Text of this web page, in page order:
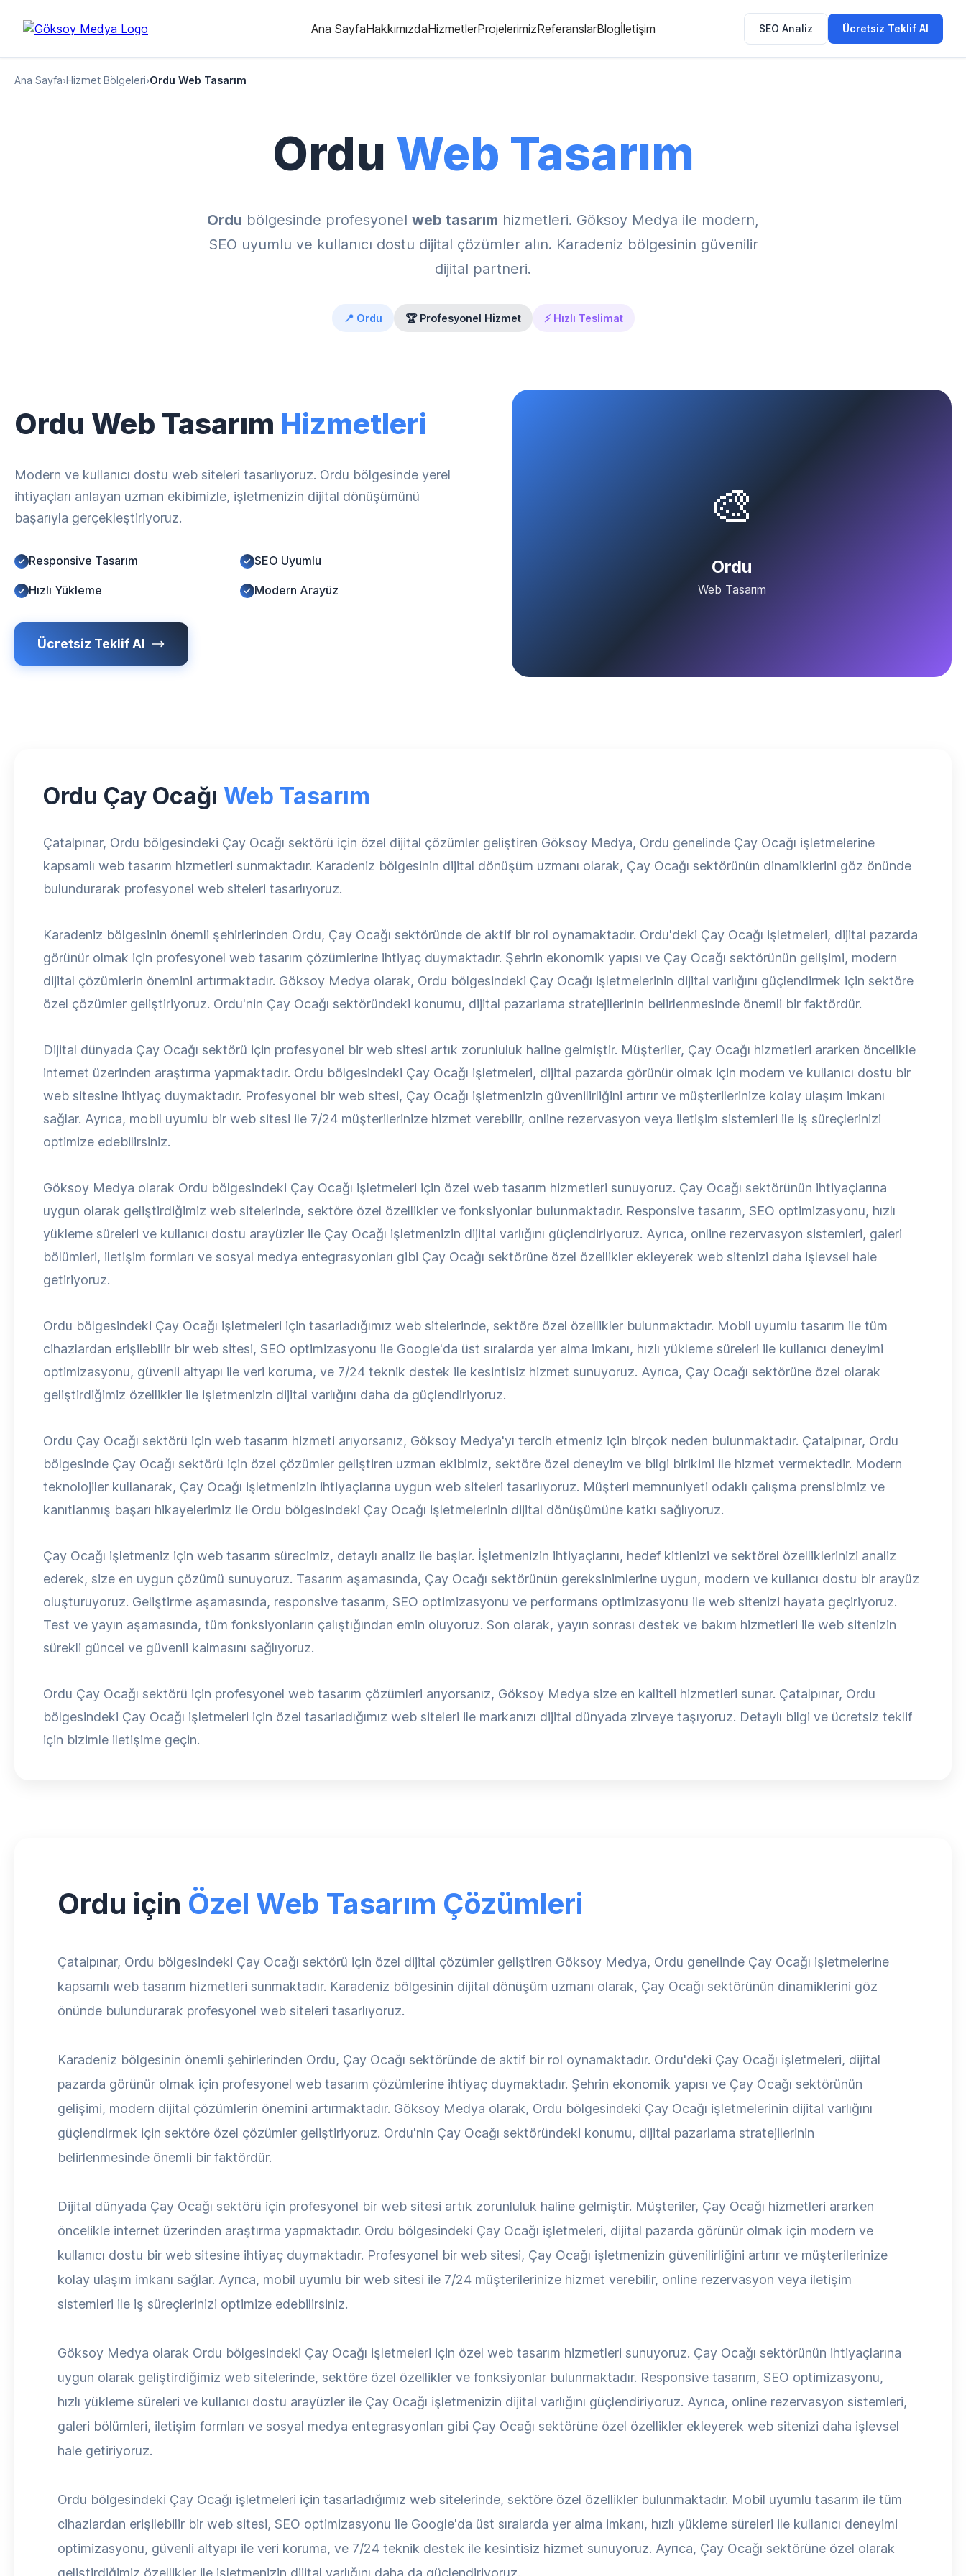
Ana SayfaHakkımızdaHizmetlerProjelerimizReferanslarBlogİletişim SEO Analiz Ücretsiz Teklif Al
Ana Sayfa›Hizmet Bölgeleri›Ordu Web Tasarım
Ordu Web Tasarım
Ordu bölgesinde profesyonel web tasarım hizmetleri. Göksoy Medya ile modern,
SEO uyumlu ve kullanıcı dostu dijital çözümler alın. Karadeniz bölgesinin güvenilir
dijital partneri.
📍 Ordu 🏆 Profesyonel Hizmet ⚡ Hızlı Teslimat
Ordu Web Tasarım Hizmetleri
Modern ve kullanıcı dostu web siteleri tasarlıyoruz. Ordu bölgesinde yerel
ihtiyaçları anlayan uzman ekibimizle, işletmenizin dijital dönüşümünü
başarıyla gerçekleştiriyoruz.
Responsive Tasarım SEO Uyumlu
Hızlı Yükleme Modern Arayüz
Ücretsiz Teklif Al
🎨
Ordu
Web Tasarım
Ordu Çay Ocağı Web Tasarım
Çatalpınar, Ordu bölgesindeki Çay Ocağı sektörü için özel dijital çözümler geliştiren Göksoy Medya, Ordu genelinde Çay Ocağı işletmelerine
kapsamlı web tasarım hizmetleri sunmaktadır. Karadeniz bölgesinin dijital dönüşüm uzmanı olarak, Çay Ocağı sektörünün dinamiklerini göz önünde
bulundurarak profesyonel web siteleri tasarlıyoruz.
Karadeniz bölgesinin önemli şehirlerinden Ordu, Çay Ocağı sektöründe de aktif bir rol oynamaktadır. Ordu'deki Çay Ocağı işletmeleri, dijital pazarda
görünür olmak için profesyonel web tasarım çözümlerine ihtiyaç duymaktadır. Şehrin ekonomik yapısı ve Çay Ocağı sektörünün gelişimi, modern
dijital çözümlerin önemini artırmaktadır. Göksoy Medya olarak, Ordu bölgesindeki Çay Ocağı işletmelerinin dijital varlığını güçlendirmek için sektöre
özel çözümler geliştiriyoruz. Ordu'nin Çay Ocağı sektöründeki konumu, dijital pazarlama stratejilerinin belirlenmesinde önemli bir faktördür.
Dijital dünyada Çay Ocağı sektörü için profesyonel bir web sitesi artık zorunluluk haline gelmiştir. Müşteriler, Çay Ocağı hizmetleri ararken öncelikle
internet üzerinden araştırma yapmaktadır. Ordu bölgesindeki Çay Ocağı işletmeleri, dijital pazarda görünür olmak için modern ve kullanıcı dostu bir
web sitesine ihtiyaç duymaktadır. Profesyonel bir web sitesi, Çay Ocağı işletmenizin güvenilirliğini artırır ve müşterilerinize kolay ulaşım imkanı
sağlar. Ayrıca, mobil uyumlu bir web sitesi ile 7/24 müşterilerinize hizmet verebilir, online rezervasyon veya iletişim sistemleri ile iş süreçlerinizi
optimize edebilirsiniz.
Göksoy Medya olarak Ordu bölgesindeki Çay Ocağı işletmeleri için özel web tasarım hizmetleri sunuyoruz. Çay Ocağı sektörünün ihtiyaçlarına
uygun olarak geliştirdiğimiz web sitelerinde, sektöre özel özellikler ve fonksiyonlar bulunmaktadır. Responsive tasarım, SEO optimizasyonu, hızlı
yükleme süreleri ve kullanıcı dostu arayüzler ile Çay Ocağı işletmenizin dijital varlığını güçlendiriyoruz. Ayrıca, online rezervasyon sistemleri, galeri
bölümleri, iletişim formları ve sosyal medya entegrasyonları gibi Çay Ocağı sektörüne özel özellikler ekleyerek web sitenizi daha işlevsel hale
getiriyoruz.
Ordu bölgesindeki Çay Ocağı işletmeleri için tasarladığımız web sitelerinde, sektöre özel özellikler bulunmaktadır. Mobil uyumlu tasarım ile tüm
cihazlardan erişilebilir bir web sitesi, SEO optimizasyonu ile Google'da üst sıralarda yer alma imkanı, hızlı yükleme süreleri ile kullanıcı deneyimi
optimizasyonu, güvenli altyapı ile veri koruma, ve 7/24 teknik destek ile kesintisiz hizmet sunuyoruz. Ayrıca, Çay Ocağı sektörüne özel olarak
geliştirdiğimiz özellikler ile işletmenizin dijital varlığını daha da güçlendiriyoruz.
Ordu Çay Ocağı sektörü için web tasarım hizmeti arıyorsanız, Göksoy Medya'yı tercih etmeniz için birçok neden bulunmaktadır. Çatalpınar, Ordu
bölgesinde Çay Ocağı sektörü için özel çözümler geliştiren uzman ekibimiz, sektöre özel deneyim ve bilgi birikimi ile hizmet vermektedir. Modern
teknolojiler kullanarak, Çay Ocağı işletmenizin ihtiyaçlarına uygun web siteleri tasarlıyoruz. Müşteri memnuniyeti odaklı çalışma prensibimiz ve
kanıtlanmış başarı hikayelerimiz ile Ordu bölgesindeki Çay Ocağı işletmelerinin dijital dönüşümüne katkı sağlıyoruz.
Çay Ocağı işletmeniz için web tasarım sürecimiz, detaylı analiz ile başlar. İşletmenizin ihtiyaçlarını, hedef kitlenizi ve sektörel özelliklerinizi analiz
ederek, size en uygun çözümü sunuyoruz. Tasarım aşamasında, Çay Ocağı sektörünün gereksinimlerine uygun, modern ve kullanıcı dostu bir arayüz
oluşturuyoruz. Geliştirme aşamasında, responsive tasarım, SEO optimizasyonu ve performans optimizasyonu ile web sitenizi hayata geçiriyoruz.
Test ve yayın aşamasında, tüm fonksiyonların çalıştığından emin oluyoruz. Son olarak, yayın sonrası destek ve bakım hizmetleri ile web sitenizin
sürekli güncel ve güvenli kalmasını sağlıyoruz.
Ordu Çay Ocağı sektörü için profesyonel web tasarım çözümleri arıyorsanız, Göksoy Medya size en kaliteli hizmetleri sunar. Çatalpınar, Ordu
bölgesindeki Çay Ocağı işletmeleri için özel tasarladığımız web siteleri ile markanızı dijital dünyada zirveye taşıyoruz. Detaylı bilgi ve ücretsiz teklif
için bizimle iletişime geçin.
Ordu için Özel Web Tasarım Çözümleri
Çatalpınar, Ordu bölgesindeki Çay Ocağı sektörü için özel dijital çözümler geliştiren Göksoy Medya, Ordu genelinde Çay Ocağı işletmelerine
kapsamlı web tasarım hizmetleri sunmaktadır. Karadeniz bölgesinin dijital dönüşüm uzmanı olarak, Çay Ocağı sektörünün dinamiklerini göz
önünde bulundurarak profesyonel web siteleri tasarlıyoruz.
Karadeniz bölgesinin önemli şehirlerinden Ordu, Çay Ocağı sektöründe de aktif bir rol oynamaktadır. Ordu'deki Çay Ocağı işletmeleri, dijital
pazarda görünür olmak için profesyonel web tasarım çözümlerine ihtiyaç duymaktadır. Şehrin ekonomik yapısı ve Çay Ocağı sektörünün
gelişimi, modern dijital çözümlerin önemini artırmaktadır. Göksoy Medya olarak, Ordu bölgesindeki Çay Ocağı işletmelerinin dijital varlığını
güçlendirmek için sektöre özel çözümler geliştiriyoruz. Ordu'nin Çay Ocağı sektöründeki konumu, dijital pazarlama stratejilerinin
belirlenmesinde önemli bir faktördür.
Dijital dünyada Çay Ocağı sektörü için profesyonel bir web sitesi artık zorunluluk haline gelmiştir. Müşteriler, Çay Ocağı hizmetleri ararken
öncelikle internet üzerinden araştırma yapmaktadır. Ordu bölgesindeki Çay Ocağı işletmeleri, dijital pazarda görünür olmak için modern ve
kullanıcı dostu bir web sitesine ihtiyaç duymaktadır. Profesyonel bir web sitesi, Çay Ocağı işletmenizin güvenilirliğini artırır ve müşterilerinize
kolay ulaşım imkanı sağlar. Ayrıca, mobil uyumlu bir web sitesi ile 7/24 müşterilerinize hizmet verebilir, online rezervasyon veya iletişim
sistemleri ile iş süreçlerinizi optimize edebilirsiniz.
Göksoy Medya olarak Ordu bölgesindeki Çay Ocağı işletmeleri için özel web tasarım hizmetleri sunuyoruz. Çay Ocağı sektörünün ihtiyaçlarına
uygun olarak geliştirdiğimiz web sitelerinde, sektöre özel özellikler ve fonksiyonlar bulunmaktadır. Responsive tasarım, SEO optimizasyonu,
hızlı yükleme süreleri ve kullanıcı dostu arayüzler ile Çay Ocağı işletmenizin dijital varlığını güçlendiriyoruz. Ayrıca, online rezervasyon sistemleri,
galeri bölümleri, iletişim formları ve sosyal medya entegrasyonları gibi Çay Ocağı sektörüne özel özellikler ekleyerek web sitenizi daha işlevsel
hale getiriyoruz.
Ordu bölgesindeki Çay Ocağı işletmeleri için tasarladığımız web sitelerinde, sektöre özel özellikler bulunmaktadır. Mobil uyumlu tasarım ile tüm
cihazlardan erişilebilir bir web sitesi, SEO optimizasyonu ile Google'da üst sıralarda yer alma imkanı, hızlı yükleme süreleri ile kullanıcı deneyimi
optimizasyonu, güvenli altyapı ile veri koruma, ve 7/24 teknik destek ile kesintisiz hizmet sunuyoruz. Ayrıca, Çay Ocağı sektörüne özel olarak
geliştirdiğimiz özellikler ile işletmenizin dijital varlığını daha da güçlendiriyoruz.